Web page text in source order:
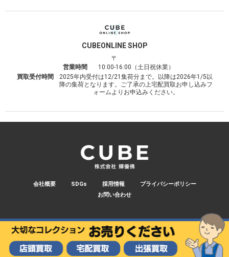
CUBEONLINE SHOP
〒
営業時間
10:00-16:00（土日祝休業）
買取受付時間
2025年内受付は12/21集荷分まで。以降は2026年1/5以
降の集荷となります。ご了承の上宅配買取お申し込みフ
ォームよりお申込みください。
会社概要 SDGs 採用情報
プライバシーポリシー
お問い合わせ
© 2026 CUBE.